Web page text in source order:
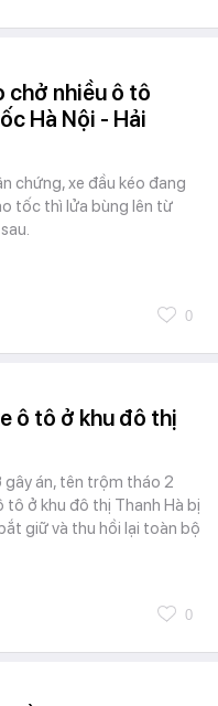
chở nhiều ô tô
Hà Nội - Hải
chứng, xe đầu kéo đang
tốc thì lửa bùng lên từ
0
ô tô ở khu đô thị
gây án, tên trộm tháo 2
tô ở khu đô thị Thanh Hà bị
giữ và thu hồi lại toàn bộ
0